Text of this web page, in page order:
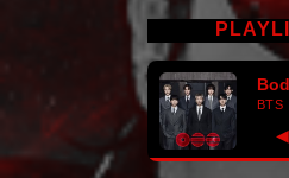
BTS
◀